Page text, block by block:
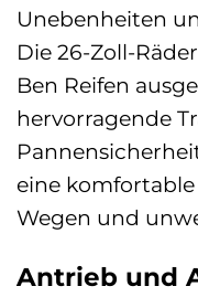
Unebenheiten
Die 26-Zoll-
Ben Reifen
hervorragende
eine
Wegen und
Antrieb und